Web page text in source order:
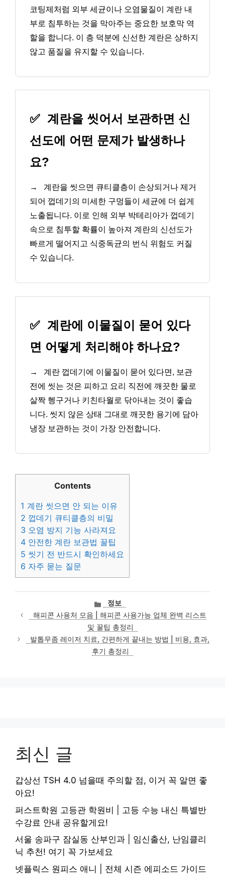
코팅제처럼 외부 세균이나 오염물질이 계란 내
부로 침투하는 것을 막아주는 중요한 보호막 역
할을 합니다. 이 층 덕분에 신선한 계란은 상하지
않고 품질을 유지할 수 있습니다.
✅ 계란을 씻어서 보관하면 신
선도에 어떤 문제가 발생하나
요?
→
계란을 씻으면 큐티클층이 손상되거나 제거
되어 껍데기의 미세한 구멍들이 세균에 더 쉽게
노출됩니다. 이로 인해 외부 박테리아가 껍데기
속으로 침투할 확률이 높아져 계란의 신선도가
빠르게 떨어지고 식중독균의 번식 위험도 커질
수 있습니다.
✅ 계란에 이물질이 묻어 있다
면 어떻게 처리해야 하나요?
→
계란 껍데기에 이물질이 묻어 있다면, 보관
전에 씻는 것은 피하고 요리 직전에 깨끗한 물로
살짝 헹구거나 키친타월로 닦아내는 것이 좋습
니다. 씻지 않은 상태 그대로 깨끗한 용기에 담아
냉장 보관하는 것이 가장 안전합니다.
Contents
1 계란 씻으면 안 되는 이유
2 껍데기 큐티클층의 비밀
3 오염 방지 기능 사라져요
4 안전한 계란 보관법 꿀팁
5 씻기 전 반드시 확인하세요
6 자주 묻는 질문
카
테
고
리
정보
해피콘 사용처 모음 | 해피콘 사용가능 업체 완벽 리스트
및 꿀팁 총정리
발톱무좀 레이저 치료, 간편하게 끝내는 방법 | 비용, 효과,
후기 총정리
최신 글
갑상선 TSH 4.0 넘을때 주의할 점, 이거 꼭 알면 좋
아요!
퍼스트학원 고등관 학원비 | 고등 수능 내신 특별반
수강료 안내 공유할게요!
서울 송파구 잠실동 산부인과 | 임신출산, 난임클리
닉 추천! 여기 꼭 가보세요
넷플릭스 원피스 애니 | 전체 시즌 에피소드 가이드